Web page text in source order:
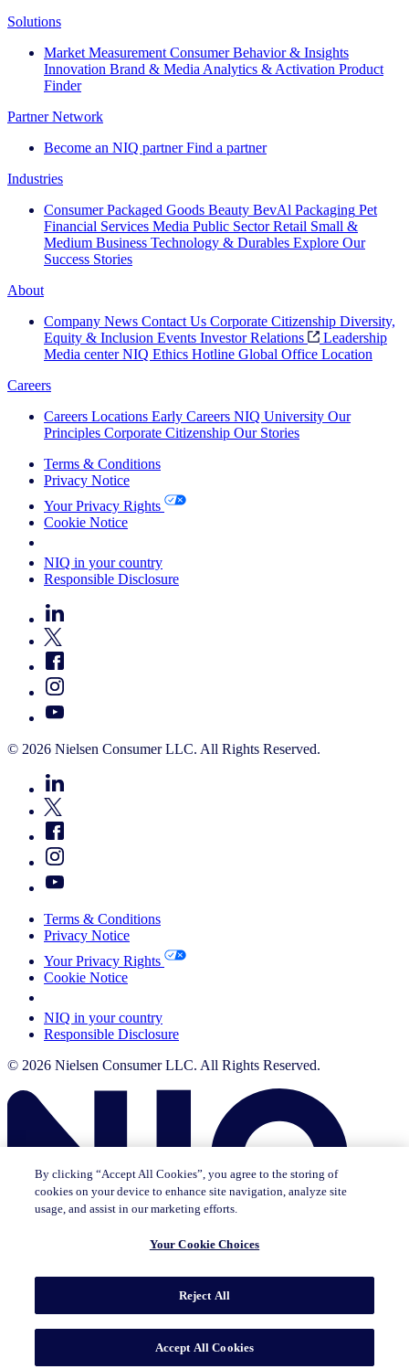
Solutions
Market Measurement Consumer Behavior & Insights
Innovation Brand & Media Analytics & Activation Product
Finder
Partner Network
Become an NIQ partner Find a partner
Industries
Consumer Packaged Goods Beauty BevAl Packaging Pet
Financial Services Media Public Sector Retail Small &
Medium Business Technology & Durables Explore Our
Success Stories
About
Company News Contact Us Corporate Citizenship Diversity,
Equity & Inclusion Events Investor Relations
Leadership
Media center NIQ Ethics Hotline Global Office Location
Careers
Careers Locations Early Careers NIQ University Our
Principles Corporate Citizenship Our Stories
Terms & Conditions
Privacy Notice
Your Privacy Rights
Cookie Notice
NIQ in your country
Responsible Disclosure
© 2026 Nielsen Consumer LLC. All Rights Reserved.
Terms & Conditions
Privacy Notice
Your Privacy Rights
Cookie Notice
NIQ in your country
Responsible Disclosure
© 2026 Nielsen Consumer LLC. All Rights Reserved.
This page does not exist in [x], feel free to read the page you are
currently on or go to the [x] homepage.
Go to homeGo to English Page
By clicking “Accept All Cookies”, you agree to the storing of
cookies on your device to enhance site navigation, analyze site
usage, and assist in our marketing efforts.
Your Cookie Choices
Reject All
Accept All Cookies